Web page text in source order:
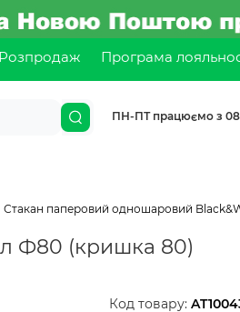
Розпродаж Програма
ПН-ПТ працюємо з
Стакан паперовий одношаровий
Ф80 (кришка 80)
Код товару: